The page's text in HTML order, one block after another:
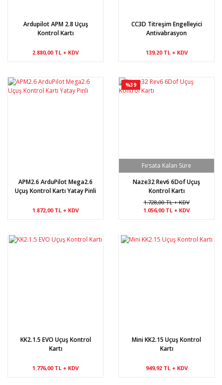
Ardupilot APM 2.8 Uçuş
Kontrol Kartı
2.880,00 TL + KDV
CC3D Titreşim Engelleyici
Antivabrasyon
139,20 TL + KDV
APM2.6 ArduPilot Mega2.6
Uçuş Kontrol Kartı Yatay Pinli
1.872,00 TL + KDV
%39
Naze32 Rev6 6Dof Uçuş
Kontrol Kartı
1.728,00 TL + KDV
1.056,00 TL + KDV
KK2.1.5 EVO Uçuş Kontrol
Kartı
1.776,00 TL + KDV
Mini KK2.15 Uçuş Kontrol
Kartı
949,92 TL + KDV